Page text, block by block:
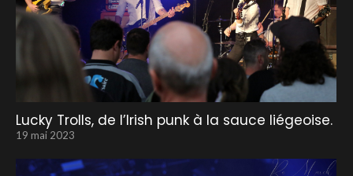
Lucky Trolls, de l’Irish punk à la sauce liégeoise.
19 mai 2023